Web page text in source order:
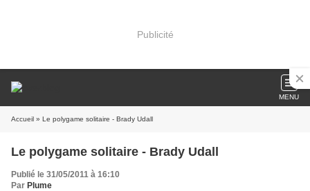
Publicité
MENU
Accueil » Le polygame solitaire - Brady Udall
Le polygame solitaire - Brady Udall
Publié le 31/05/2011 à 16:10
Par Plume